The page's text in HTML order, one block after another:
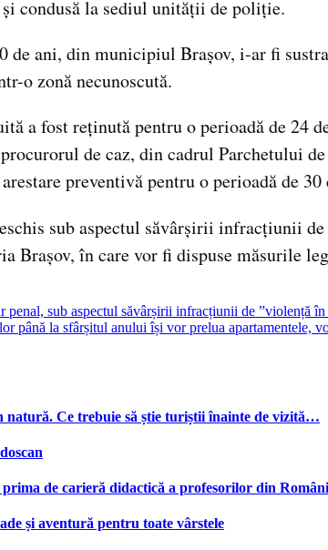
condusă la sediul unității de poliție.
ani, din municipiul Brașov, i-ar fi
o zonă necunoscută.
a fost reținută pentru o perioadă de 24
de caz, din cadrul Parchetului
preventivă pentru o perioadă de 30
sub aspectul săvârșirii infracțiunii de
Brașov, în care vor fi dispuse măsurile
sub aspectul săvârșirii infracțiunii de ”violență
la sfârșitul anului își vor prelua apartamentele,
natură. Ce trebuie să știe turiștii înainte de vizită…
de carieră didactică a profesorilor din
și aventură pentru toate vârstele